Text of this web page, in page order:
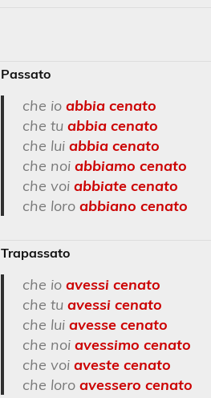
Passato
che io abbia cenato
che tu abbia cenato
che lui abbia cenato
che noi abbiamo cenato
che voi abbiate cenato
che loro abbiano cenato
Trapassato
che io avessi cenato
che tu avessi cenato
che lui avesse cenato
che noi avessimo cenato
che voi aveste cenato
che loro avessero cenato